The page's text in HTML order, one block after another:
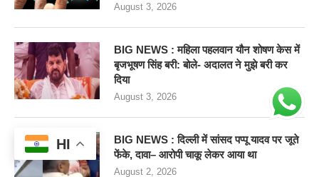
August 3, 2026
BIG NEWS : महिला पहलवान यौन शोषण केस में
बृजभूषण सिंह बरी: बोले- अदालत ने मुझे बरी कर
दिया
August 3, 2026
BIG NEWS : दिल्ली में सांसद पप्पू यादव पर जूते
फेंके, दावा– आरोपी चाकू लेकर आया था
August 2, 2026
HI